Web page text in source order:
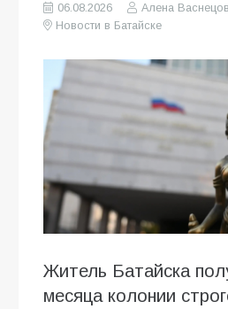
06.08.2026
Алена
Новости в Батайске
Житель Батайска
месяца колонии